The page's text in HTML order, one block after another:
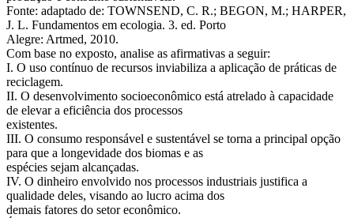
Fonte: adaptado de: TOWNSEND, C. R.; BEGON, M.; HARPER,
J. L. Fundamentos em ecologia. 3. ed. Porto
Alegre: Artmed, 2010.
Com base no exposto, analise as afirmativas a seguir:
I. O uso contínuo de recursos inviabiliza a aplicação de práticas de
reciclagem.
II. O desenvolvimento socioeconômico está atrelado à capacidade
de elevar a eficiência dos processos
existentes.
III. O consumo responsável e sustentável se torna a principal opção
para que a longevidade dos biomas e as
espécies sejam alcançadas.
IV. O dinheiro envolvido nos processos industriais justifica a
qualidade deles, visando ao lucro acima dos
demais fatores do setor econômico.